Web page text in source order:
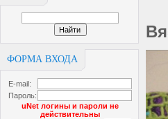
ФОРМА ВХОДА
E-mail:
Пароль:
uNet логины и пароли не
действительны